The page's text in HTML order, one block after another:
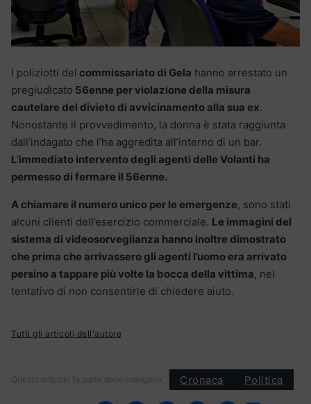
I poliziotti del commissariato di Gela hanno arrestato un
pregiudicato 56enne per violazione della misura
cautelare del divieto di avvicinamento alla sua ex.
Nonostante il provvedimento, la donna è stata raggiunta
dall’indagato che l’ha aggredita all’interno di un bar.
L’immediato intervento degli agenti delle Volanti ha
permesso di fermare il 56enne.
A chiamare il numero unico per le emergenze, sono stati
alcuni clienti dell’esercizio commerciale. Le immagini del
sistema di videosorveglianza hanno inoltre dimostrato
che prima che arrivassero gli agenti l’uomo era arrivato
persino a tappare più volte la bocca della vittima, nel
tentativo di non consentirle di chiedere aiuto.
Tutti gli articoli dell'autore
Questo articolo fa parte delle categorie: Cronaca Politica